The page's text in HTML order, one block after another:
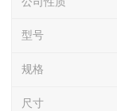
型号
规格
尺寸